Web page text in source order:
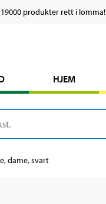
produkter rett i lomma!
HJEM
dame, svart